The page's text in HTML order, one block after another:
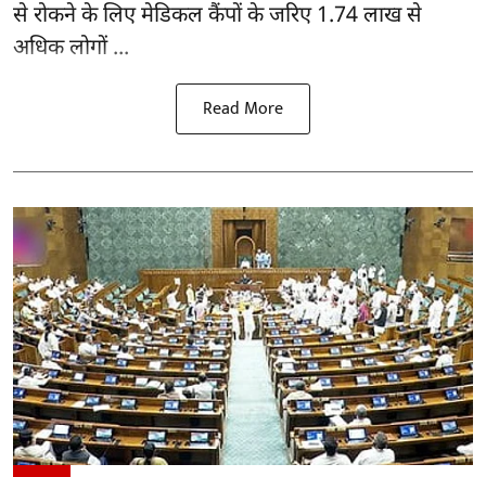
से रोकने के लिए मेडिकल कैंपों के जरिए 1.74 लाख से
अधिक लोगों ...
Read More